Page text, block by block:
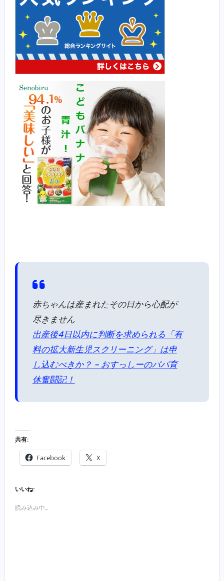
赤ちゃんは産まれたその日から心配が
尽きません
出産後4日以内に判断を求められる「有
料の拡大新生児スクリーニング」は申
し込むべきか？ – おすっしーのパパ育
休奮闘記！
共有:
Facebook X
いいね:
読み込み中…